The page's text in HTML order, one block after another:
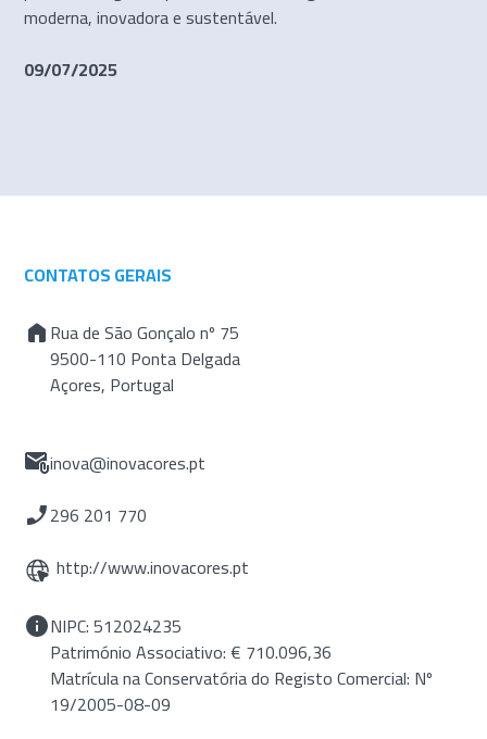
moderna, inovadora e sustentável.
09/07/2025
CONTATOS GERAIS
Rua de São Gonçalo nº 75
9500-110 Ponta Delgada
Açores, Portugal
inova@inovacores.pt
296 201 770
http://www.inovacores.pt
NIPC: 512024235
Património Associativo: € 710.096,36
Matrícula na Conservatória do Registo Comercial: Nº
19/2005-08-09